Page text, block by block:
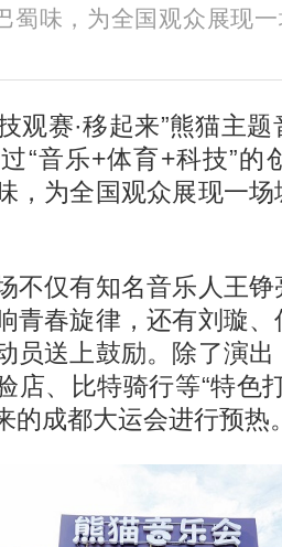
蜀味，为全国观众展现
赛·移起来”熊猫主题
“音乐+体育+科技”的
，为全国观众展现一
仅有知名音乐人王铮
青春旋律，还有刘璇
员送上鼓励。除了演
店、比特骑行等“特色
的成都大运会进行预热